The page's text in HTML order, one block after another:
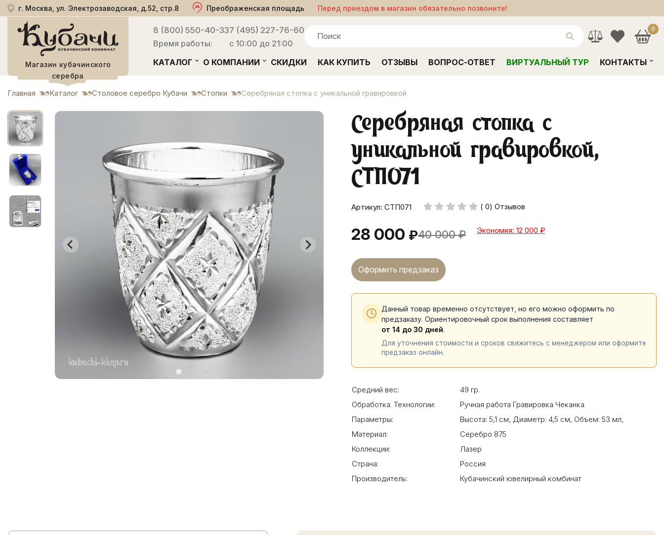
г. Москва, ул. Электрозаводская, д.52, стр.8 Преображенская площадь Перед приездом в магазин обязательно позвоните!
Магазин кубачинского
серебра
8 (800) 550-40-33
Время работы:
7 (495) 227-76-60
с 10:00 до 21:00
0
КАТАЛОГ О КОМПАНИИ СКИДКИ КАК КУПИТЬ ОТЗЫВЫ ВОПРОС-ОТВЕТ ВИРТУАЛЬНЫЙ ТУР КОНТАКТЫ
Главная Каталог Столовое серебро Кубачи Стопки Серебряная стопка с уникальной гравировкой
Серебряная стопка с
уникальной гравировкой,
СТП071
Артикул: СТП071 ( 0) Отзывов
28 000 ₽40 000 ₽ Экономия: 12 000 ₽
Оформить предзаказ
Данный товар временно отсутствует, но его можно оформить по
предзаказу. Ориентировочный срок выполнения составляет
от 14 до 30 дней.
Для уточнения стоимости и сроков свяжитесь с менеджером или оформите
предзаказ онлайн.
Средний вес:
49 гр.
Обработка. Технологии:
Ручная работа Гравировка Чеканка
Параметры:
Высота: 5,1 см, Диаметр: 4,5 см, Объем: 53 мл,
Материал:
Серебро 875
Коллекции:
Лазер
Страна:
Россия
Производитель:
Кубачинский ювелирный комбинат